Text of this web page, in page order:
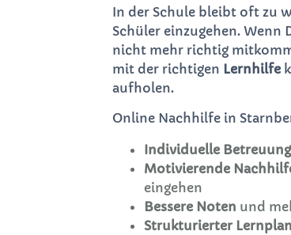
In der Schule bleibt oft zu
Schüler einzugehen. Wenn
nicht mehr richtig
mit der richtigen Lernhilfe
aufholen.
Online Nachhilfe in
Individuelle Betreuung
Motivierende
eingehen
Bessere Noten und
Strukturierter Lernplan